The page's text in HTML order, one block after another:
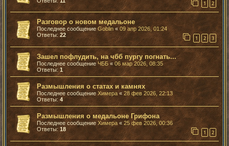
1 2
Разговор о новом медальоне
Последнее сообщение Goblin «09 апр 2026, 01:24
Ответы: 22 1 2 3
Зашел пофлудить, на чбб пургу погнать...
Последнее сообщениеЧББ « 06 мар 2026, 08:35
Ответы:1
Размышления о статах и камнях
Последнее сообщениеХимера« 28 фев 2026, 22:13
Ответы: 4
Размышления о медальоне Грифона
Последнее сообщениеХимера « 25 фев 2026, 00:36
Ответы:18 1 2